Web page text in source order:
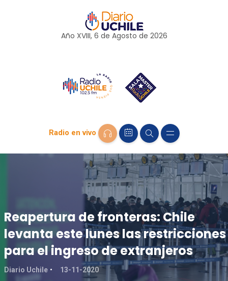
Año XVIII, 6 de Agosto de 2026
Radio en vivo
Reapertura de fronteras: Chile
levanta este lunes las restricciones
para el ingreso de extranjeros
Diario Uchile 13-11-2020